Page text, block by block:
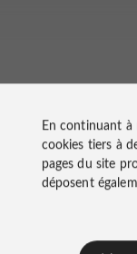
En continuant à
cookies tiers à
pages du site
déposent